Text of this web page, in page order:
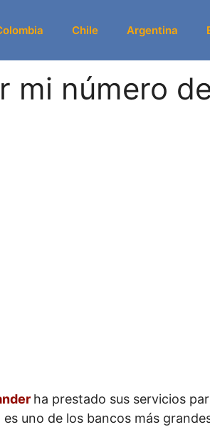
Chile Argentina
mi número
ha prestado sus servicios
es uno de los bancos más